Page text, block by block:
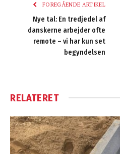
FOREGÅENDE ARTIKEL
Nye tal: En tredjedel af
danskerne arbejder ofte
remote – vi har kun set
begyndelsen
RELATERET